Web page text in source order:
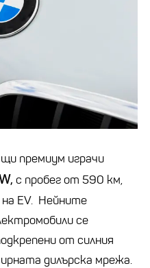
премиум играчи
с пробег от 590 км,
EV. Нейните
се
от силния
дилърска мрежа.